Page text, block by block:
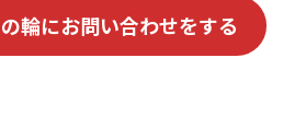
の輪にお問い合わせをする